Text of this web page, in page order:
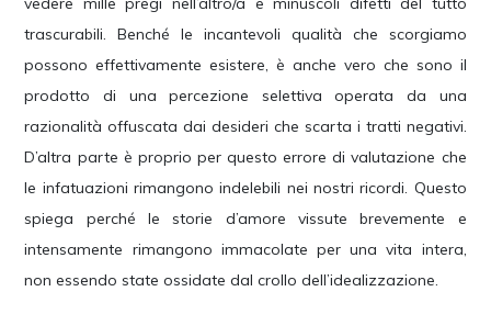
trascurabili. Benché le incantevoli qualità che scorgiamo
possono effettivamente esistere, è anche vero che sono il
prodotto di una percezione selettiva operata da una
razionalità offuscata dai desideri che scarta i tratti negativi.
D’altra parte è proprio per questo errore di valutazione che
le infatuazioni rimangono indelebili nei nostri ricordi. Questo
spiega perché le storie d’amore vissute brevemente e
intensamente rimangono immacolate per una vita intera,
non essendo state ossidate dal crollo dell’idealizzazione.